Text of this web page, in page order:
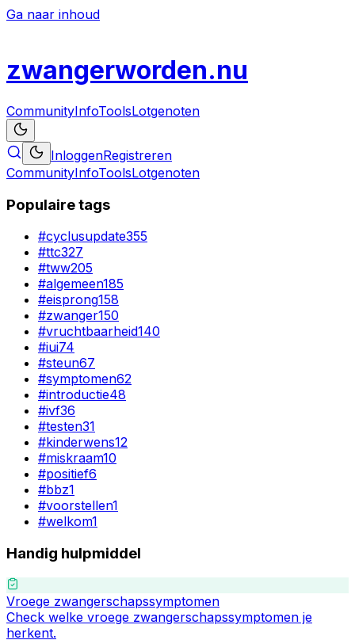
Ga naar inhoud
zwangerworden.nu
CommunityInfoToolsLotgenoten
InloggenRegistreren
CommunityInfoToolsLotgenoten
Populaire tags
#cyclusupdate355
#ttc327
#tww205
#algemeen185
#eisprong158
#zwanger150
#vruchtbaarheid140
#iui74
#steun67
#symptomen62
#introductie48
#ivf36
#testen31
#kinderwens12
#miskraam10
#positief6
#bbz1
#voorstellen1
#welkom1
Handig hulpmiddel
Vroege zwangerschapssymptomen
Check welke vroege zwangerschapssymptomen je
herkent.